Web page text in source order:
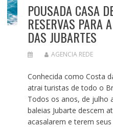
POUSADA CASA
RESERVAS PARA
DAS JUBARTES
AGENCIA REDE
Conhecida como Costa
atrai turistas de todo o
Todos os anos, de julho
baleias Jubarte descem
acasalarem e terem